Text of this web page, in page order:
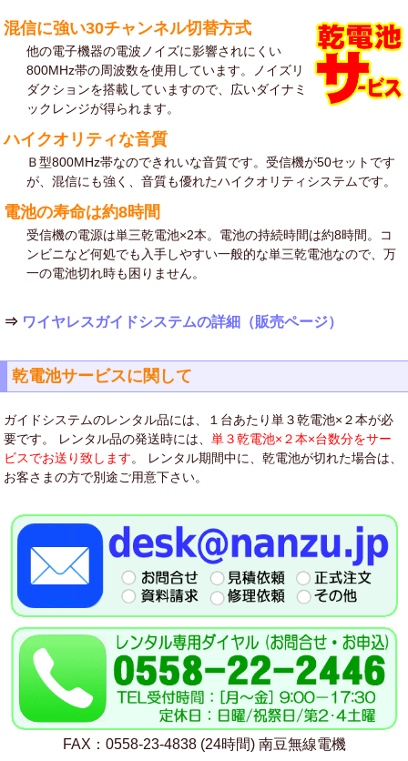
混信に強い30チャンネル切替方式
他の電子機器の電波ノイズに影響されにくい
800MHz帯の周波数を使用しています。ノイズリ
ダクションを搭載していますので、広いダイナミ
ックレンジが得られます。
ハイクオリティな音質
Ｂ型800MHz帯なのできれいな音質です。受信機が50セットです
が、混信にも強く、音質も優れたハイクオリティシステムです。
電池の寿命は約8時間
受信機の電源は単三乾電池×2本。電池の持続時間は約8時間。コ
ンビニなど何処でも入手しやすい一般的な単三乾電池なので、万
一の電池切れ時も困りません。
⇒ ワイヤレスガイドシステムの詳細（販売ページ）
乾電池サービスに関して
ガイドシステムのレンタル品には、１台あたり単３乾電池×２本が必
要です。 レンタル品の発送時には、単３乾電池×２本×台数分をサー
ビスでお送り致します。 レンタル期間中に、乾電池が切れた場合は、
お客さまの方で別途ご用意下さい。
FAX：0558-23-4838 (24時間) 南豆無線電機